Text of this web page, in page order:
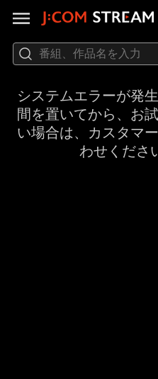
システムエラーが発
間を置いてから、お
い場合は、カスタマ
わせくださ